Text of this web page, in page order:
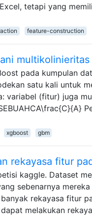
tetapi yang
feature-construction
pada kumpulan
satu kali untuk
variabel (fitur) juga
xgboost gbm
rekayasa fitur
kaggle. Dataset
sebenarnya
rekayasa fitur
melakukan